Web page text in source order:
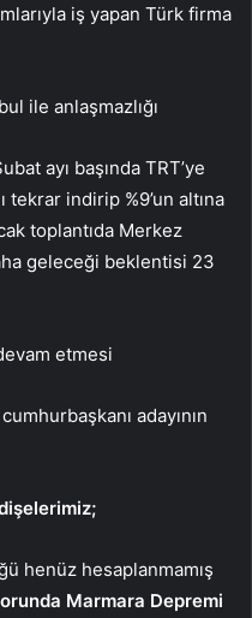
iş yapan Türk firma
ile anlaşmazlığı
ayı başında TRT’ye
indirip %9’un altına
toplantıda Merkez
geleceği beklentisi 23
etmesi
adayının
henüz hesaplanmamış
Marmara Depremi